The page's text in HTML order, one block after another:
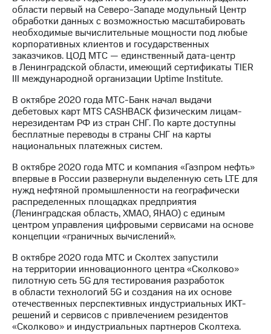
области первый на Северо-Западе модульный Центр
обработки данных с возможностью масштабировать
необходимые вычислительные мощности под любые
корпоративных клиентов и государственных
заказчиков. ЦОД МТС — единственный дата-центр
в Ленинградской области, имеющий сертификаты TIER
III международной организации Uptime Institute.
В октябре 2020 года МТС-Банк начал выдачи
дебетовых карт MTS CASHBAСK физическим лицам-
нерезидентам РФ из стран СНГ. По карте доступны
бесплатные переводы в страны СНГ на карты
национальных платежных систем.
В октябре 2020 года МТС и компания «Газпром нефть»
впервые в России развернули выделенную сеть LTE для
нужд нефтяной промышленности на географически
распределенных площадках предприятия
(Ленинградская область, ХМАО, ЯНАО) с единым
центром управления цифровыми сервисами на основе
концепции «граничных вычислений».
В октябре 2020 года МТС и Сколтех запустили
на территории инновационного центра «Сколково»
пилотную сеть 5G для тестирования разработок
в области технологий 5G и создания на их основе
отечественных перспективных индустриальных ИКТ-
решений и сервисов с привлечением резидентов
«Сколково» и индустриальных партнеров Сколтеха.